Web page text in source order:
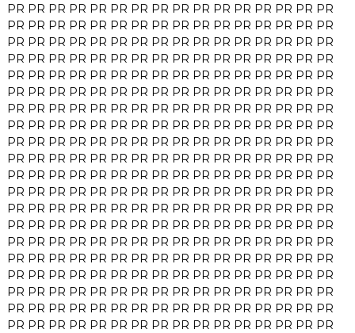
PR PR PR PR PR PR PR PR PR PR PR PR PR PR PR PR
PR PR PR PR PR PR PR PR PR PR PR PR PR PR PR PR
PR PR PR PR PR PR PR PR PR PR PR PR PR PR PR PR
PR PR PR PR PR PR PR PR PR PR PR PR PR PR PR PR
PR PR PR PR PR PR PR PR PR PR PR PR PR PR PR PR
PR PR PR PR PR PR PR PR PR PR PR PR PR PR PR PR
PR PR PR PR PR PR PR PR PR PR PR PR PR PR PR PR
PR PR PR PR PR PR PR PR PR PR PR PR PR PR PR PR
PR PR PR PR PR PR PR PR PR PR PR PR PR PR PR PR
PR PR PR PR PR PR PR PR PR PR PR PR PR PR PR PR
PR PR PR PR PR PR PR PR PR PR PR PR PR PR PR PR
PR PR PR PR PR PR PR PR PR PR PR PR PR PR PR PR
PR PR PR PR PR PR PR PR PR PR PR PR PR PR PR PR
PR PR PR PR PR PR PR PR PR PR PR PR PR PR PR PR
PR PR PR PR PR PR PR PR PR PR PR PR PR PR PR PR
PR PR PR PR PR PR PR PR PR PR PR PR PR PR PR PR
PR PR PR PR PR PR PR PR PR PR PR PR PR PR PR PR
PR PR PR PR PR PR PR PR PR PR PR PR PR PR PR PR
PR PR PR PR PR PR PR PR PR PR PR PR PR PR PR PR
PR PR PR PR PR PR PR PR PR PR PR PR PR PR PR PR